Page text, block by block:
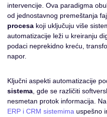
intervencije. Ova paradigma
od jednostavnog premeštanja
procesa koji uključuju više
automatizacije leži u kreiranju
podaci neprekidno kreću,
napor.
Ključni aspekti automatizacije
sistema , gde se različiti
nesmetan protok informacija.
ERP i CRM sistemima uspešno